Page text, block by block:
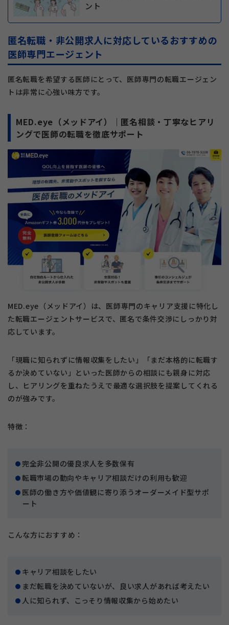
ント
匿名転職・非公開求人に対応しているおすすめの
医師専門エージェント
匿名転職を希望する医師にとって、医師専門の転職エージェン
トは非常に心強い味方です。
MED.eye（メッドアイ）｜匿名相談・丁寧なヒアリ
ングで医師の転職を徹底サポート
MED.eye（メッドアイ）は、医師専門のキャリア支援に特化し
た転職エージェントサービスで、匿名で条件交渉にしっかり対
応しています。
「現職に知られずに情報収集をしたい」「まだ本格的に転職す
るか決めていない」といった医師からの相談にも親身に対応
し、ヒアリングを重ねたうえで最適な選択肢を提案してくれる
のが強みです。
特徴：
完全非公開の優良求人を多数保有
転職市場の動向やキャリア相談だけの利用も歓迎
医師の働き方や価値観に寄り添うオーダーメイド型サポ
ート
こんな方におすすめ：
キャリア相談をしたい
まだ転職を決めていないが、良い求人があれば考えたい
人に知られず、こっそり情報収集から始めたい